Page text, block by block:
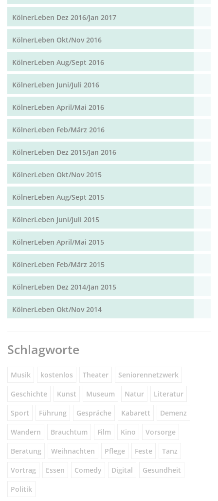
KölnerLeben Dez 2016/Jan 2017
KölnerLeben Okt/Nov 2016
KölnerLeben Aug/Sept 2016
KölnerLeben Juni/Juli 2016
KölnerLeben April/Mai 2016
KölnerLeben Feb/März 2016
KölnerLeben Dez 2015/Jan 2016
KölnerLeben Okt/Nov 2015
KölnerLeben Aug/Sept 2015
KölnerLeben Juni/Juli 2015
KölnerLeben April/Mai 2015
KölnerLeben Feb/März 2015
KölnerLeben Dez 2014/Jan 2015
KölnerLeben Okt/Nov 2014
Schlagworte
Musik kostenlos Theater Seniorennetzwerk
Geschichte Kunst Museum Natur Literatur
Sport Führung Gespräche Kabarett Demenz
Wandern Brauchtum Film Kino Vorsorge
Beratung Weihnachten Pflege Feste Tanz
Vortrag Essen Comedy Digital Gesundheit
Politik